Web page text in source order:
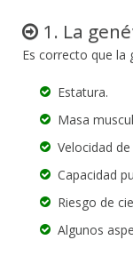
1. La
Es correcto que la
Estatura.
Masa
Velocidad
Capacidad
Riesgo de
Algunos